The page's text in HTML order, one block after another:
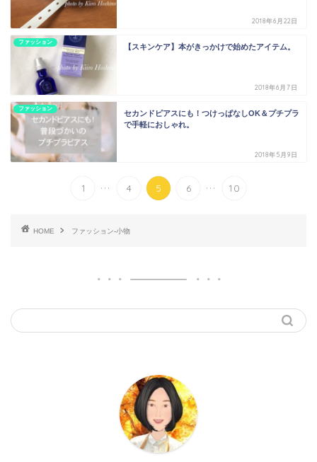
2018年6月22日
ファッション
【スキンケア】本がきっかけで始めたアイテム。
2018年6月7日
ファッション
セカンドピアスにも！つけっぱなしOK＆プチプラ
で手軽におしゃれ。
2018年5月9日
1 ... 4 5 6 ... 10
HOME ファッション-小物